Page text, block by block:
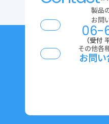
製品
お問
06-
（受付
その他各
お問